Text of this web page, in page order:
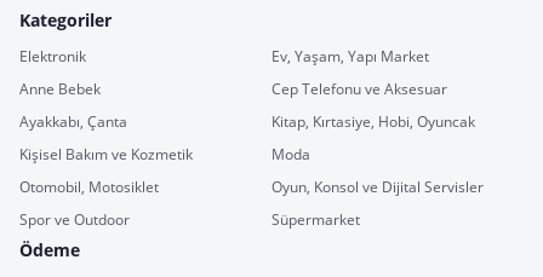
Kategoriler
Elektronik
Ev, Yaşam, Yapı Market
Anne Bebek
Cep Telefonu ve Aksesuar
Ayakkabı, Çanta
Kitap, Kırtasiye, Hobi, Oyuncak
Kişisel Bakım ve Kozmetik
Moda
Otomobil, Motosiklet
Oyun, Konsol ve Dijital Servisler
Spor ve Outdoor
Süpermarket
Ödeme